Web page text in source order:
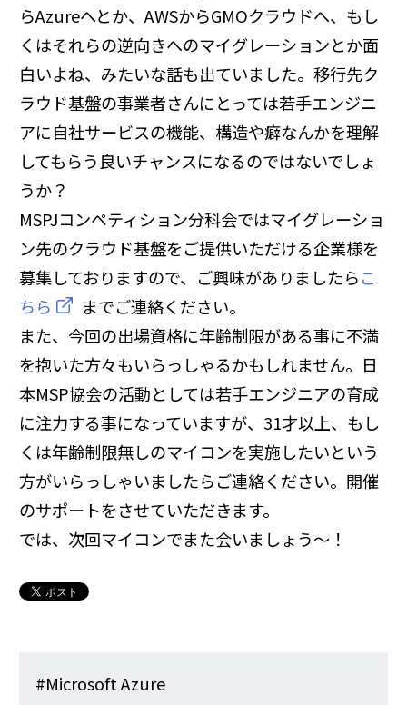
らAzureへとか、AWSからGMOクラウドへ、もし
くはそれらの逆向きへのマイグレーションとか面
白いよね、みたいな話も出ていました。移行先ク
ラウド基盤の事業者さんにとっては若手エンジニ
アに自社サービスの機能、構造や癖なんかを理解
してもらう良いチャンスになるのではないでしょ
うか？
MSPJコンペティション分科会ではマイグレーショ
ン先のクラウド基盤をご提供いただける企業様を
募集しておりますので、ご興味がありましたらこ
ちら
までご連絡ください。
また、今回の出場資格に年齢制限がある事に不満
を抱いた方々もいらっしゃるかもしれません。日
本MSP協会の活動としては若手エンジニアの育成
に注力する事になっていますが、31才以上、もし
くは年齢制限無しのマイコンを実施したいという
方がいらっしゃいましたらご連絡ください。開催
のサポートをさせていただきます。
では、次回マイコンでまた会いましょう～！
#Microsoft Azure